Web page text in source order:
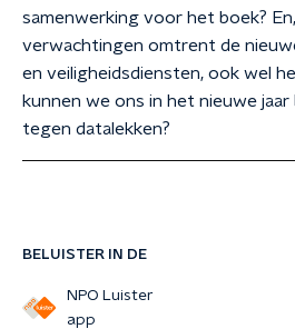
BELUISTER IN DE
NPO Luister
app
samenwerking voor het boek?
verwachtingen omtrent de
en veiligheidsdiensten, ook wel
kunnen we ons in het nieuwe
tegen datalekken?